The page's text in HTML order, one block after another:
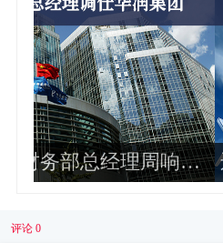
运营商财经网康钊
评论 0